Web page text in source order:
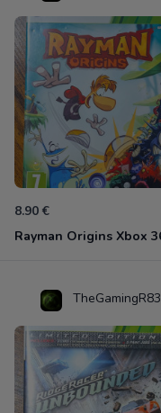
8.90 €
Rayman Origins Xbox
TheGamingR83